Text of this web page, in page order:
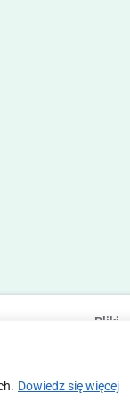
Dowiedz się więcej
Pliki